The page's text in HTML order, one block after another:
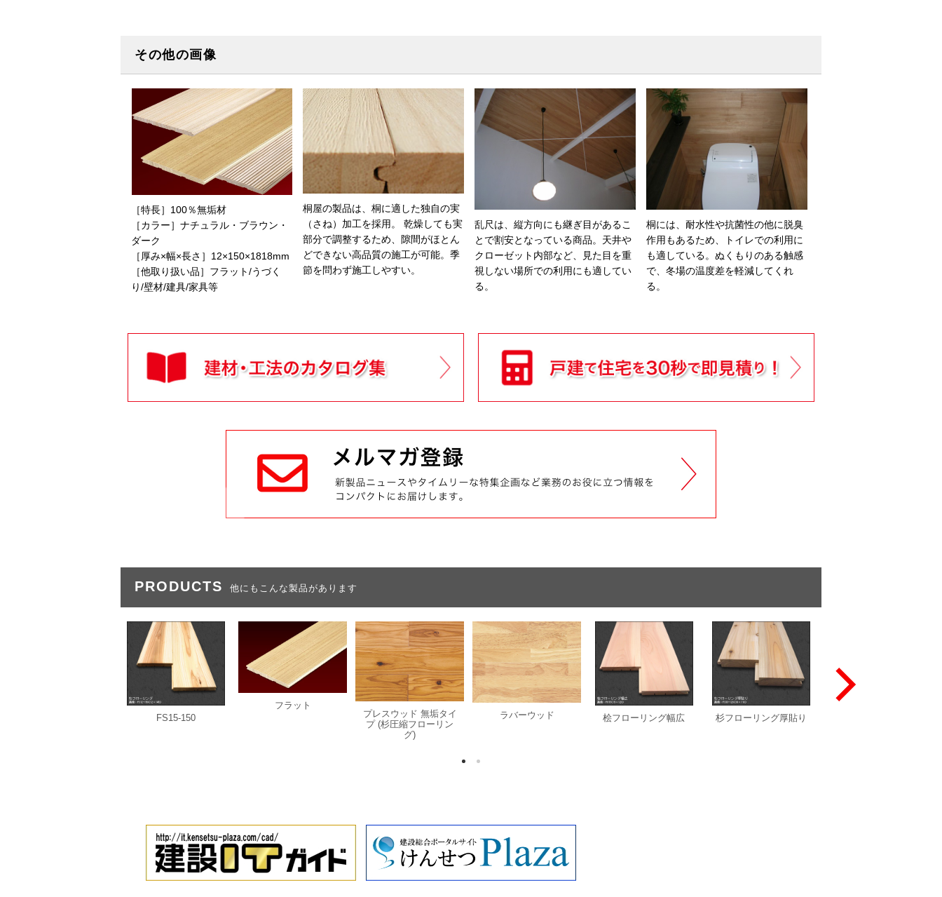
その他の画像
［特長］100％無垢材
［カラー］ナチュラル・ブラウン・
ダーク
［厚み×幅×長さ］12×150×1818mm
［他取り扱い品］フラット/うづく
り/壁材/建具/家具等
桐屋の製品は、桐に適した独自の実
（さね）加工を採用。 乾燥しても実
部分で調整するため、隙間がほとん
どできない高品質の施工が可能。季
節を問わず施工しやすい。
乱尺は、縦方向にも継ぎ目があるこ
とで割安となっている商品。天井や
クローゼット内部など、見た目を重
視しない場所での利用にも適してい
る。
桐には、耐水性や抗菌性の他に脱臭
作用もあるため、トイレでの利用に
も適している。ぬくもりのある触感
で、冬場の温度差を軽減してくれ
る。
PRODUCTS 他にもこんな製品があります
FS15-150
フラット
プレスウッド 無垢タイ
プ (杉圧縮フローリン
グ)
ラバーウッド 桧フローリング幅広 杉フローリング厚貼り